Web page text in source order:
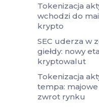
Tokenizacja
wchodzi do
krypto
SEC uderza w
giełdy: nowy
kryptowalut
Tokenizacja
tempa:
zwrot rynku